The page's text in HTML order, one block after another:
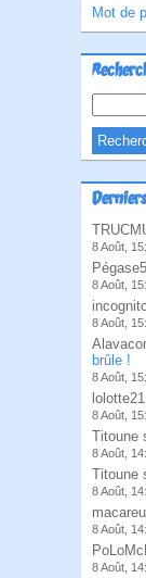
Mot de
8 Août,
8 Août,
8 Août,
brûle !
8 Août,
8 Août,
Titoune
8 Août,
Titoune
8 Août,
8 Août,
8 Août,